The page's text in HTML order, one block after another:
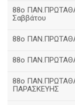
88ο
Σαββάτου
88ο
88ο
88ο
ΠΑΡΑΣΚΕΥΗΣ